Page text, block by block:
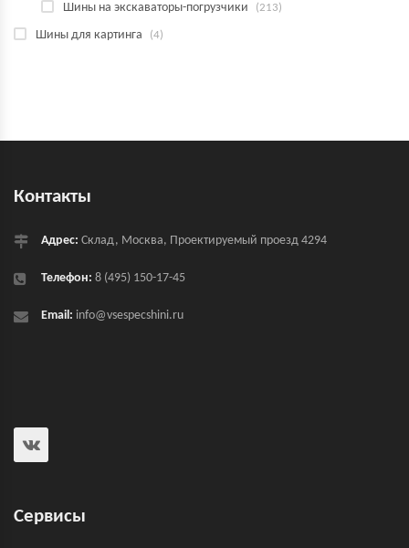
Шины на экскаваторы-погрузчики (213)
Шины для картинга (4)
Контакты
Адрес: Склад, Москва, Проектируемый проезд 4294
Телефон: 8 (495) 150-17-45
Email: info@vsespecshini.ru
Сервисы